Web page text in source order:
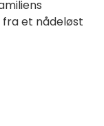
et nådeløst